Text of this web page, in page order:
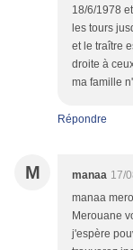
18/6/1978
les tours
et le traître
droite à
ma famille
Répondre
M manaa 17/
manaa
Merouane
j'espère